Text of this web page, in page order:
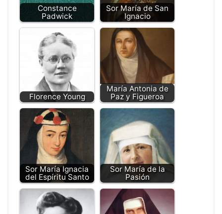
Constance
Padwick
Sor María de San
Ignacio
Florence Young
María Antonia de
Paz y Figueroa
Sor María Ignacia
del Espíritu Santo
Sor María de la
Pasión